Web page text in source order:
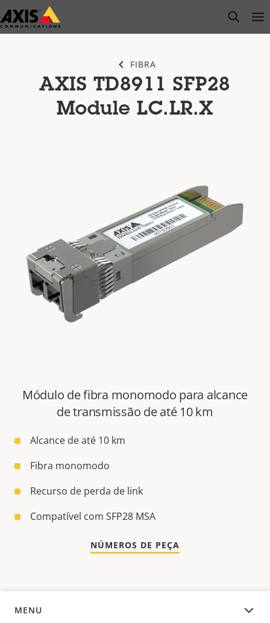
Pular
para
open
FIBRA
AXIS TD8911 SFP28
Module LC.LR.X
Módulo de fibra monomodo para alcance
de transmissão de até 10 km
Alcance de até 10 km
Fibra monomodo
Recurso de perda de link
Compatível com SFP28 MSA
NÚMEROS DE PEÇA
MENU
VISÃO GERAL